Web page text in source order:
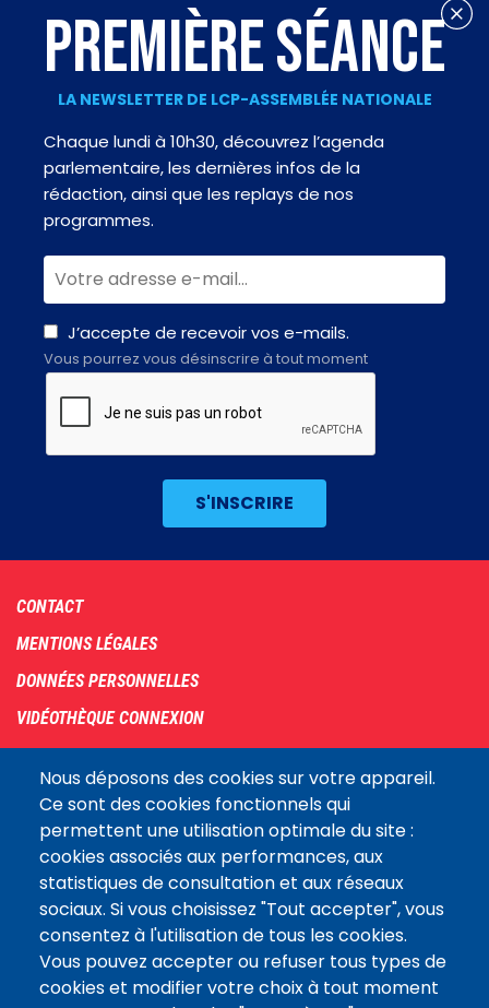
Nous déposons des cookies sur votre appareil.
Ce sont des cookies fonctionnels qui
permettent une utilisation optimale du site :
cookies associés aux performances, aux
statistiques de consultation et aux réseaux
sociaux. Si vous choisissez "Tout accepter", vous
consentez à l'utilisation de tous les cookies.
Vous pouvez accepter ou refuser tous types de
cookies et modifier votre choix à tout moment
PREMIÈRE SÉANCE
LA NEWSLETTER DE LCP-ASSEMBLÉE NATIONALE
Chaque lundi à 10h30, découvrez l’agenda
parlementaire, les dernières infos de la
rédaction, ainsi que les replays de nos
programmes.
J’accepte de recevoir vos e-mails.
Vous pourrez vous désinscrire à tout moment
Footer
menu
CONTACT
MENTIONS LÉGALES
DONNÉES PERSONNELLES
VIDÉOTHÈQUE CONNEXION
COOKIES
Assemblée
nationaleLE SITE DE L’ASSEMBLÉE NATIONALE
Suivez-nous